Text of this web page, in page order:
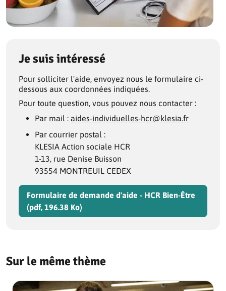
Je suis intéressé
Pour solliciter l'aide, envoyez nous le formulaire ci-
dessous aux coordonnées indiquées.
Pour toute question, vous pouvez nous contacter :
Par mail : aides-individuelles-hcr@klesia.fr
Par courrier postal :
KLESIA Action sociale HCR
1-13, rue Denise Buisson
93554 MONTREUIL CEDEX
Formulaire de demande d'aide - HCR Bien-Être
(pdf, 196.38 Ko)
Sur le même thème